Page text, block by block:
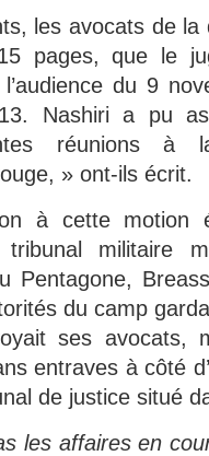
les avocats de
pages, que le
du 9
Nashiri a pu
réunions à
» ont-ils écrit.
à cette motion
militaire
Pentagone,
du camp
ses avocats,
entraves à côté
de justice situé
les affaires en